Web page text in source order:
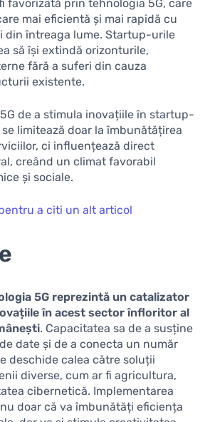
favorizată prin tehnologia 5G, care
mai eficientă și mai rapidă cu
din întreaga lume. Startup-urile
să își extindă orizonturile,
fără a suferi din cauza
existente.
de a stimula inovațiile în startup-
limitează doar la îmbunătățirea
ci influențează direct
creând un climat favorabil
și sociale.
a citi un alt articol
5G reprezintă un catalizator
în acest sector înfloritor al
. Capacitatea sa de a susține
date și de a conecta un număr
deschide calea către soluții
diverse, cum ar fi agricultura,
cibernetică. Implementarea
doar că va îmbunătăți eficiența